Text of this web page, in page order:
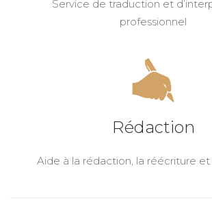
Service de traduction et
professionnel
Rédaction
Aide à la rédaction, la réécriture